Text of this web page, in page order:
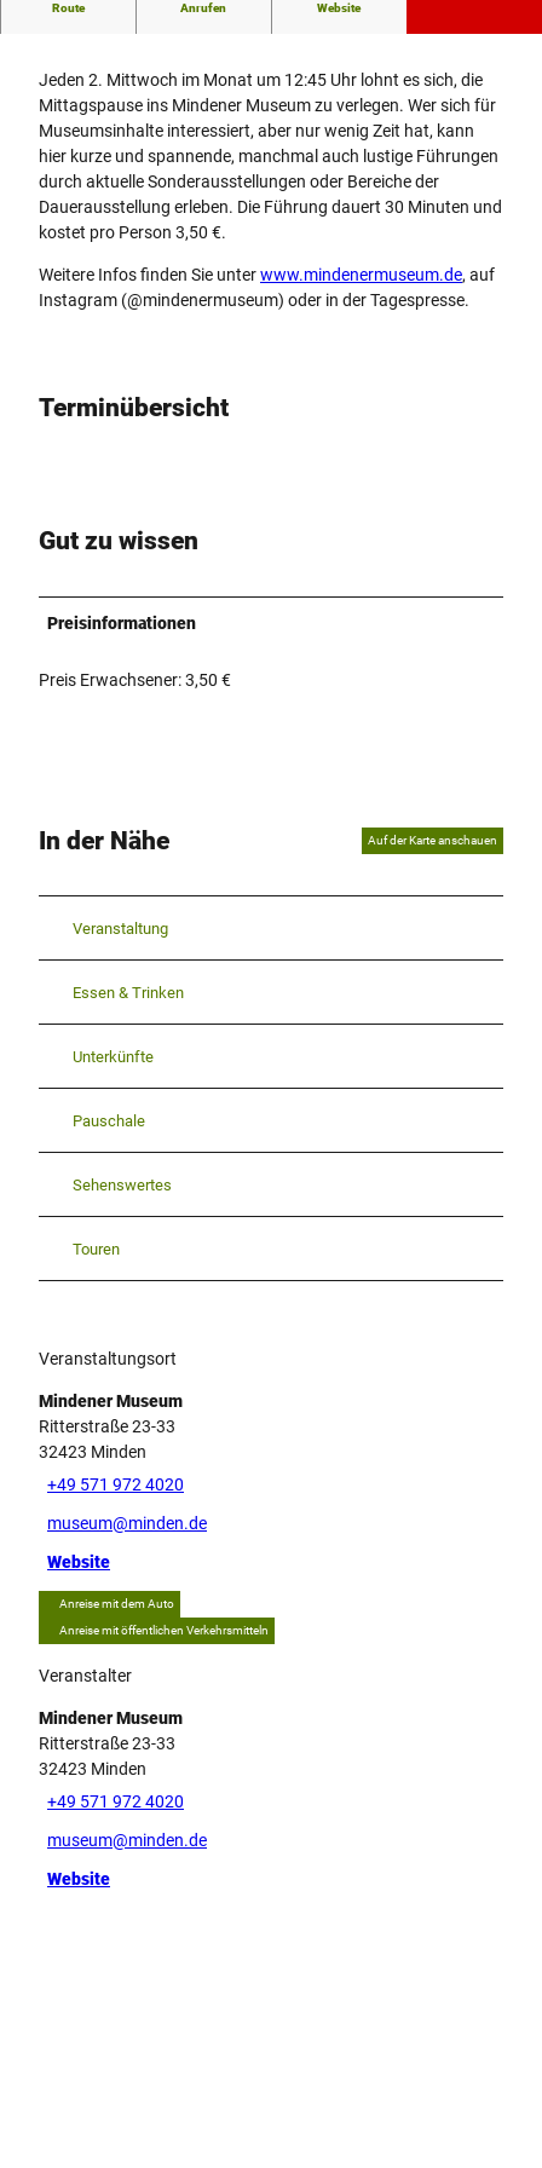
Route Anrufen Website
Jeden 2. Mittwoch im Monat um 12:45 Uhr lohnt es sich, die
Mittagspause ins Mindener Museum zu verlegen. Wer sich für
Museumsinhalte interessiert, aber nur wenig Zeit hat, kann
hier kurze und spannende, manchmal auch lustige Führungen
durch aktuelle Sonderausstellungen oder Bereiche der
Dauerausstellung erleben. Die Führung dauert 30 Minuten und
kostet pro Person 3,50 €.
Weitere Infos finden Sie unterwww.mindenermuseum.de, auf
Instagram (@mindenermuseum) oder in der Tagespresse.
Terminübersicht
Gut zu wissen
Preisinformationen
Preis Erwachsener: 3,50 €
In der Nähe Auf der Karte anschauen
Veranstaltung
Essen & Trinken
Unterkünfte
Pauschale
Sehenswertes
Touren
Veranstaltungsort
Mindener Museum
Ritterstraße 23-33
32423 Minden
+49 571 972 4020
museum@minden.de
Website
Anreise mit dem Auto
Anreise mit öffentlichen Verkehrsmitteln
Veranstalter
Mindener Museum
Ritterstraße 23-33
32423 Minden
+49 571 972 4020
museum@minden.de
Website